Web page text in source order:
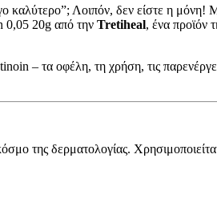
Λοιπόν, δεν είστε η μόνη!
0,05 20g από την Tretiheal, ένα προϊόν
– τα οφέλη, τη χρήση, τις
της δερματολογίας.